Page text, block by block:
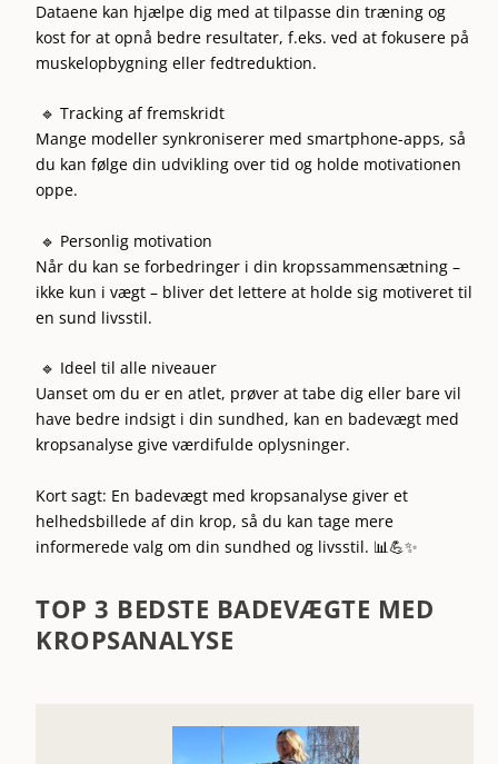
Dataene kan hjælpe dig med at tilpasse din træning og
kost for at opnå bedre resultater, f.eks. ved at fokusere på
muskelopbygning eller fedtreduktion.
🔹 Tracking af fremskridt
Mange modeller synkroniserer med smartphone-apps, så
du kan følge din udvikling over tid og holde motivationen
oppe.
🔹 Personlig motivation
Når du kan se forbedringer i din kropssammensætning –
ikke kun i vægt – bliver det lettere at holde sig motiveret til
en sund livsstil.
🔹 Ideel til alle niveauer
Uanset om du er en atlet, prøver at tabe dig eller bare vil
have bedre indsigt i din sundhed, kan en badevægt med
kropsanalyse give værdifulde oplysninger.
Kort sagt: En badevægt med kropsanalyse giver et
helhedsbillede af din krop, så du kan tage mere
informerede valg om din sundhed og livsstil. 📊💪✨
TOP 3 BEDSTE BADEVÆGTE MED
KROPSANALYSE